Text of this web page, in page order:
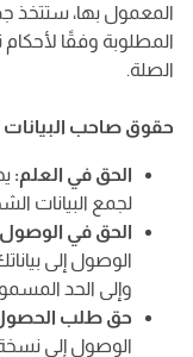
المعمول بها، ستتخذ
المطلوبة وفقًا لأحكام
الصلة.
حقوق صاحب
الحق في العلم:
لجمع البيانات
الحق في الوصول
الوصول إلى
وإلى الحد
حق طلب الحصول
الوصول إلى